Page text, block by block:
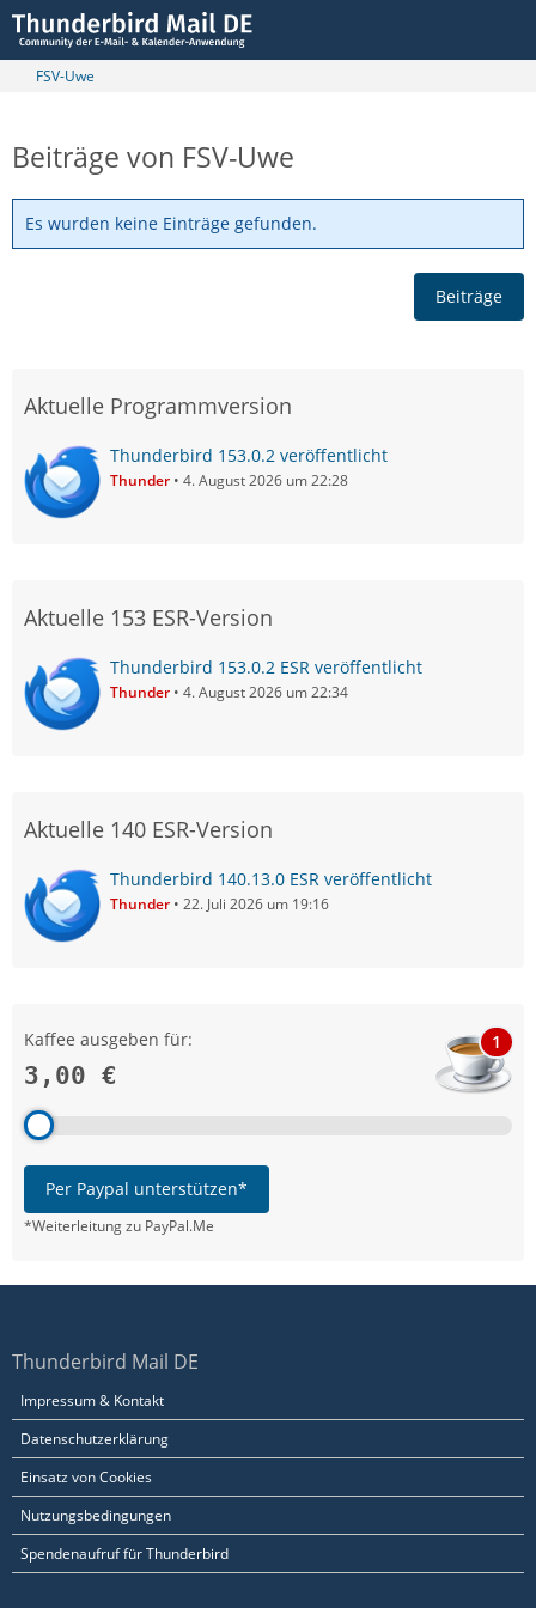
FSV-Uwe
Beiträge von FSV-Uwe
Es wurden keine Einträge gefunden.
Beiträge
Aktuelle Programmversion
Thunderbird 153.0.2 veröffentlicht
Thunder 4. August 2026 um 22:28
Aktuelle 153 ESR-Version
Thunderbird 153.0.2 ESR veröffentlicht
Thunder 4. August 2026 um 22:34
Aktuelle 140 ESR-Version
Thunderbird 140.13.0 ESR veröffentlicht
Thunder 22. Juli 2026 um 19:16
Kaffee ausgeben für:
3,00 €
1
Per Paypal unterstützen*
*Weiterleitung zu PayPal.Me
Thunderbird Mail DE
Impressum & Kontakt
Datenschutzerklärung
Einsatz von Cookies
Nutzungsbedingungen
Spendenaufruf für Thunderbird